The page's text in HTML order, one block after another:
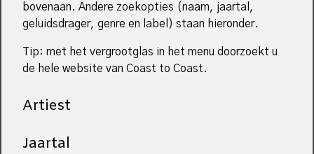
bovenaan. Andere zoekopties (naam, jaartal,
geluidsdrager, genre en label) staan hieronder.
Tip: met het vergrootglas in het menu doorzoekt u
de hele website van Coast to Coast.
Artiest
Jaartal